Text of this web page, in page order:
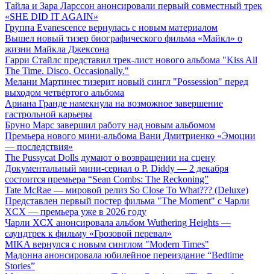
Тайла и Зара Ларссон анонсировали первый совместный трек
«SHE DID IT AGAIN»
Группа Evanescence вернулась с новым материалом
Вышел новый тизер биографического фильма «Майкл» о
жизни Майкла Джексона
Гарри Стайлс представил трек-лист нового альбома "Kiss All
The Time. Disco, Occasionally."
Мелани Мартинес тизерит новый сингл "Possession" перед
выходом четвёртого альбома
Ариана Гранде намекнула на возможное завершение
гастрольной карьеры
Бруно Марс завершил работу над новым альбомом
Премьера нового мини-альбома Вани Дмитриенко «Эмоции
— последствия»
The Pussycat Dolls думают о возвращении на сцену
Документальный мини-сериал о P. Diddy — 2 декабря
состоится премьера “Sean Combs: The Reckoning”
Tate McRae — мировой релиз So Close To What??? (Deluxe)
Представлен первый постер фильма "The Moment" с Чарли
XCX — премьера уже в 2026 году
Чарли XCX анонсировала альбом Wuthering Heights —
саундтрек к фильму «Грозовой перевал»
MIKA вернулся с новым синглом "Modern Times"
Мадонна анонсировала юбилейное переиздание “Bedtime
Stories”